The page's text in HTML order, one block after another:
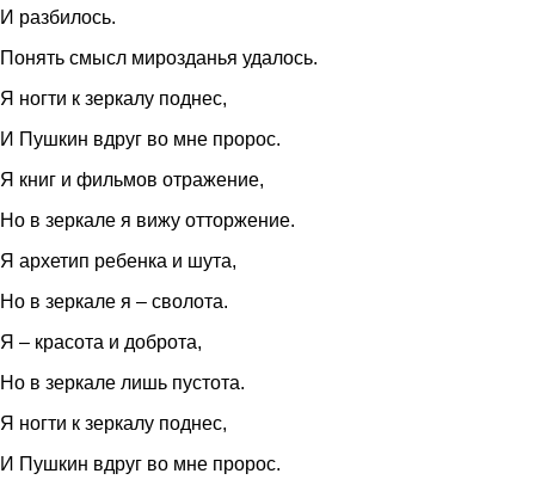
И разбилось.
Понять смысл мирозданья удалось.
Я ногти к зеркалу поднес,
И Пушкин вдруг во мне пророс.
Я книг и фильмов отражение,
Но в зеркале я вижу отторжение.
Я архетип ребенка и шута,
Но в зеркале я – сволота.
Я – красота и доброта,
Но в зеркале лишь пустота.
Я ногти к зеркалу поднес,
И Пушкин вдруг во мне пророс.